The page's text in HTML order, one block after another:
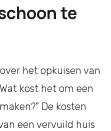
te
het opkuisen van
kost het om een
De kosten
een vervuild huis